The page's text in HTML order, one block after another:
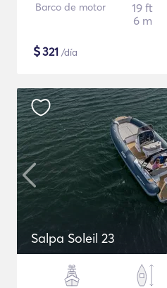
Barco de motor
19 ft
6 m
$321 /día
Salpa Soleil 23